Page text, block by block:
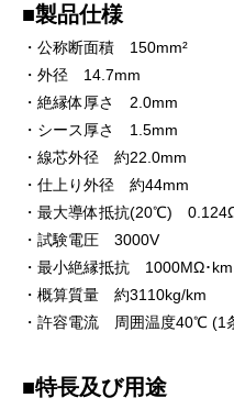
■製品仕様
・公称断面積 150mm²
・外径 14.7mm
・絶縁体厚さ 2.0mm
・シース厚さ 1.5mm
・線芯外径 約22.0mm
・仕上り外径 約44mm
・最大導体抵抗(20℃)
・試験電圧 3000V
・最小絶縁抵抗 1000MΩ･km
・概算質量 約3110kg/km
・許容電流 周囲温度40℃ (1
■特長及び用途